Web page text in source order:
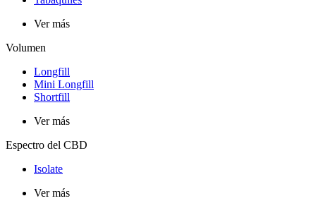
Ver más
Volumen
Longfill
Mini Longfill
Shortfill
Ver más
Espectro del CBD
Isolate
Ver más